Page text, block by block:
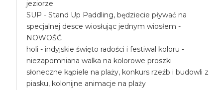
jeziorze
SUP - Stand Up Paddling, będziecie pływać na
specjalnej desce wiosłując jednym wiosłem -
NOWOŚĆ
holi - indyjskie święto radości i festiwal koloru -
niezapomniana walka na kolorowe proszki
słoneczne kąpiele na plaży, konkurs rzeźb i budowli z
piasku, kolonijne animacje na plaży